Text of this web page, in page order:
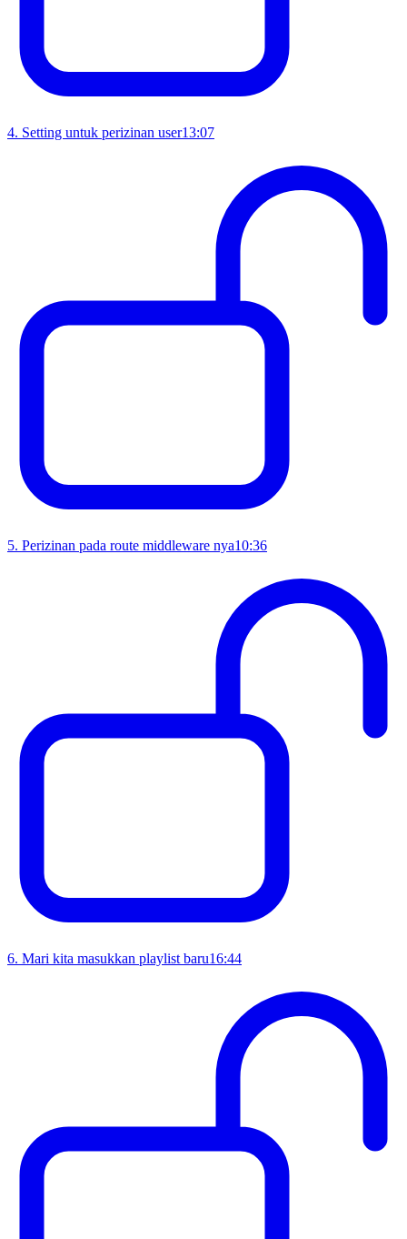
4. Setting untuk perizinan user13:07
5. Perizinan pada route middleware nya10:36
6. Mari kita masukkan playlist baru16:44